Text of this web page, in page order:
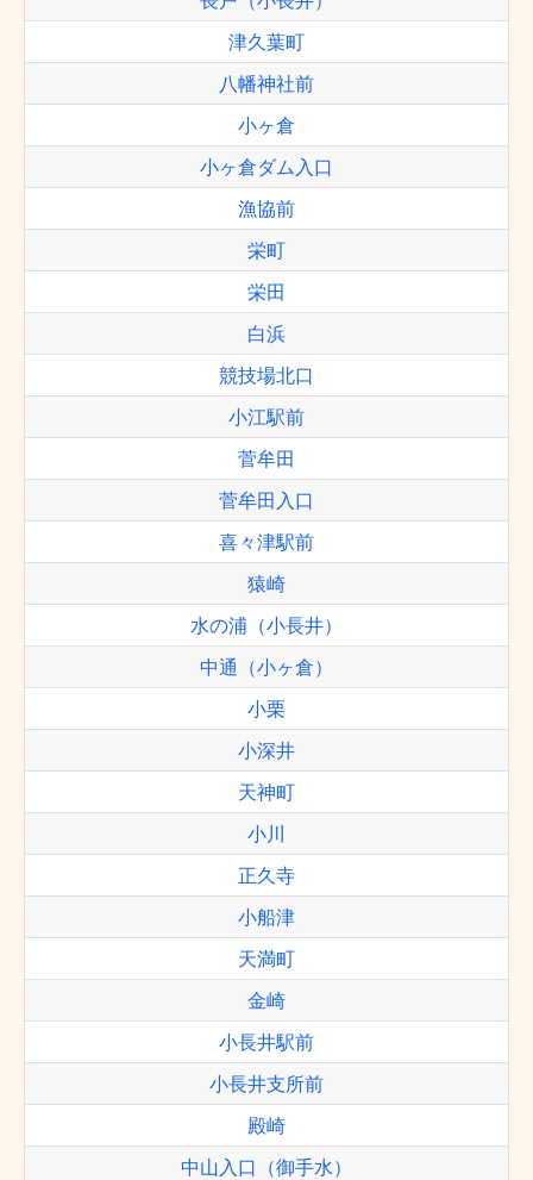
津久葉町
八幡神社前
小ヶ倉
小ヶ倉ダム入口
漁協前
栄町
栄田
白浜
競技場北口
小江駅前
菅牟田
菅牟田入口
喜々津駅前
猿崎
水の浦（小長井）
中通（小ヶ倉）
小栗
小深井
天神町
小川
正久寺
小船津
天満町
金崎
小長井駅前
小長井支所前
殿崎
中山入口（御手水）